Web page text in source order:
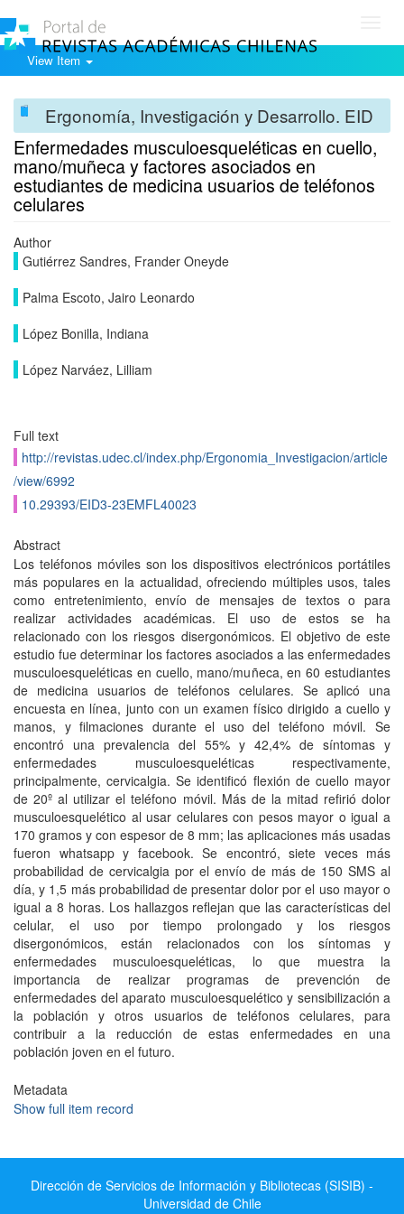
View Item
Ergonomía, Investigación y Desarrollo. EID
Enfermedades musculoesqueléticas en cuello,
mano/muñeca y factores asociados en
estudiantes de medicina usuarios de teléfonos
celulares
Author
Gutiérrez Sandres, Frander Oneyde
Palma Escoto, Jairo Leonardo
López Bonilla, Indiana
López Narváez, Lilliam
Full text
http://revistas.udec.cl/index.php/Ergonomia_Investigacion/article
/view/6992
10.29393/EID3-23EMFL40023
Abstract
Los teléfonos móviles son los dispositivos electrónicos portátiles
más populares en la actualidad, ofreciendo múltiples usos, tales
como entretenimiento, envío de mensajes de textos o para
realizar actividades académicas. El uso de estos se ha
relacionado con los riesgos disergonómicos. El objetivo de este
estudio fue determinar los factores asociados a las enfermedades
musculoesqueléticas en cuello, mano/muñeca, en 60 estudiantes
de medicina usuarios de teléfonos celulares. Se aplicó una
encuesta en línea, junto con un examen físico dirigido a cuello y
manos, y filmaciones durante el uso del teléfono móvil. Se
encontró una prevalencia del 55% y 42,4% de síntomas y
enfermedades musculoesqueléticas respectivamente,
principalmente, cervicalgia. Se identificó flexión de cuello mayor
de 20º al utilizar el teléfono móvil. Más de la mitad refirió dolor
musculoesquelético al usar celulares con pesos mayor o igual a
170 gramos y con espesor de 8 mm; las aplicaciones más usadas
fueron whatsapp y facebook. Se encontró, siete veces más
probabilidad de cervicalgia por el envío de más de 150 SMS al
día, y 1,5 más probabilidad de presentar dolor por el uso mayor o
igual a 8 horas. Los hallazgos reflejan que las características del
celular, el uso por tiempo prolongado y los riesgos
disergonómicos, están relacionados con los síntomas y
enfermedades musculoesqueléticas, lo que muestra la
importancia de realizar programas de prevención de
enfermedades del aparato musculoesquelético y sensibilización a
la población y otros usuarios de teléfonos celulares, para
contribuir a la reducción de estas enfermedades en una
población joven en el futuro.
Metadata
Show full item record
Dirección de Servicios de Información y Bibliotecas (SISIB) -
Universidad de Chile